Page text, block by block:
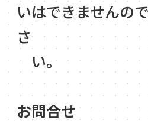
いはできませんの
さ
い。
お問合せ